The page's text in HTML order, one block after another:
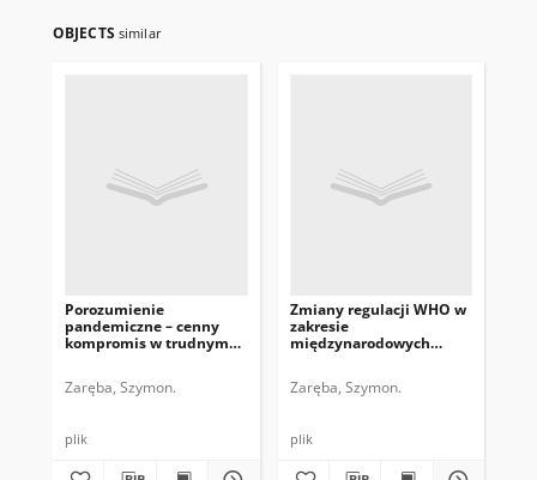
OBJECTS similar
Porozumienie
pandemiczne – cenny
kompromis w trudnym
Zaręba, Szymon.
plik
Zmiany regulacji WHO w
zakresie
międzynarodowych
Zaręba, Szymon.
plik